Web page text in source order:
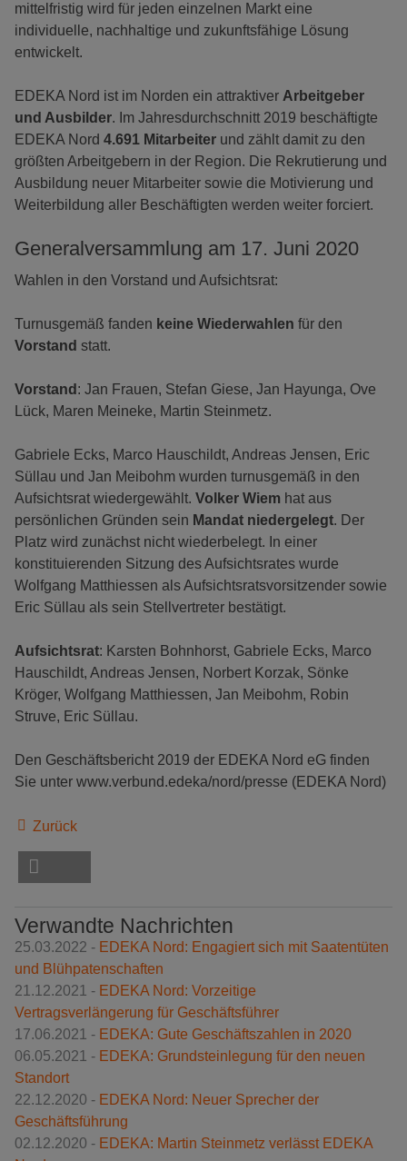
mittelfristig wird für jeden einzelnen Markt eine
individuelle, nachhaltige und zukunftsfähige Lösung
entwickelt.
EDEKA Nord ist im Norden ein attraktiver Arbeitgeber
und Ausbilder. Im Jahresdurchschnitt 2019 beschäftigte
EDEKA Nord 4.691 Mitarbeiter und zählt damit zu den
größten Arbeitgebern in der Region. Die Rekrutierung und
Ausbildung neuer Mitarbeiter sowie die Motivierung und
Weiterbildung aller Beschäftigten werden weiter forciert.
Generalversammlung am 17. Juni 2020
Wahlen in den Vorstand und Aufsichtsrat:
Turnusgemäß fanden keine Wiederwahlen für den
Vorstand statt.
Vorstand : Jan Frauen, Stefan Giese, Jan Hayunga, Ove
Lück, Maren Meineke, Martin Steinmetz.
Gabriele Ecks, Marco Hauschildt, Andreas Jensen, Eric
Süllau und Jan Meibohm wurden turnusgemäß in den
Aufsichtsrat wiedergewählt. Volker Wiem hat aus
persönlichen Gründen sein Mandat niedergelegt. Der
Platz wird zunächst nicht wiederbelegt. In einer
konstituierenden Sitzung des Aufsichtsrates wurde
Wolfgang Matthiessen als Aufsichtsratsvorsitzender sowie
Eric Süllau als sein Stellvertreter bestätigt.
Aufsichtsrat: Karsten Bohnhorst, Gabriele Ecks, Marco
Hauschildt, Andreas Jensen, Norbert Korzak, Sönke
Kröger, Wolfgang Matthiessen, Jan Meibohm, Robin
Struve, Eric Süllau.
Den Geschäftsbericht 2019 der EDEKA Nord eG finden
Sie unter www.verbund.edeka/nord/presse (EDEKA Nord)
Zurück
Verwandte Nachrichten
25.03.2022 - EDEKA Nord: Engagiert sich mit Saatentüten
und Blühpatenschaften
21.12.2021 - EDEKA Nord: Vorzeitige
Vertragsverlängerung für Geschäftsführer
17.06.2021 - EDEKA: Gute Geschäftszahlen in 2020
06.05.2021 - EDEKA: Grundsteinlegung für den neuen
Standort
22.12.2020 - EDEKA Nord: Neuer Sprecher der
Geschäftsführung
02.12.2020 - EDEKA: Martin Steinmetz verlässt EDEKA